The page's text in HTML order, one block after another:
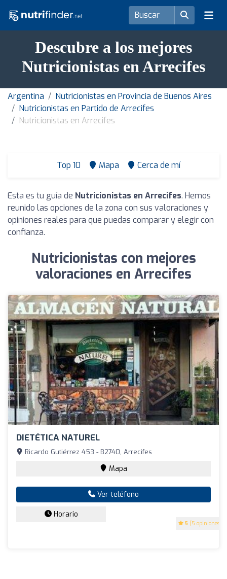
Descubre a los mejores
Nutricionistas en Arrecifes
Argentina
Nutricionistas en Provincia de Buenos Aires
Nutricionistas en Partido de Arrecifes
Nutricionistas en Arrecifes
Top 10 Mapa Cerca de mí
Esta es tu guía de Nutricionistas en Arrecifes. Hemos
reunido las opciones de la zona con sus valoraciones y
opiniones reales para que puedas comparar y elegir con
confianza.
Nutricionistas con mejores
valoraciones en Arrecifes
DIETÉTICA NATUREL
5 (5 opiniones)
Ricardo Gutiérrez 453 - B2740, Arrecifes
Mapa
Ver teléfono
Horario